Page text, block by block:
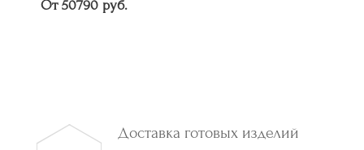
От 50790 руб.
Доставка готовых изделий